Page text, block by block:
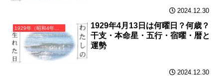
2024.12.30
1929年（昭和4年）己巳（つちのとみ）・巳年（へび年）カレンダー（月曜はじまり）
1929年4月13日は何曜日？何歳？
干支・本命星・五行・宿曜・暦と
運勢
2024.12.30